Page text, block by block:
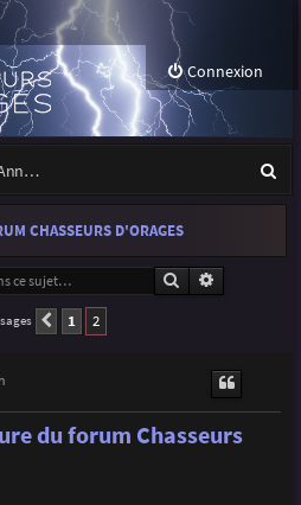
Connexion
Annonces, actualités et information du site et du forum
e
h
CHASSEURS D'ORAGES
Rechercher
Précédente
1 2
du forum Chasseurs